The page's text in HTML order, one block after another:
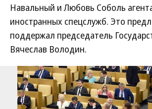
Навальный и Любовь Соболь
иностранных спецслужб. Это
поддержал председатель
Вячеслав Володин.